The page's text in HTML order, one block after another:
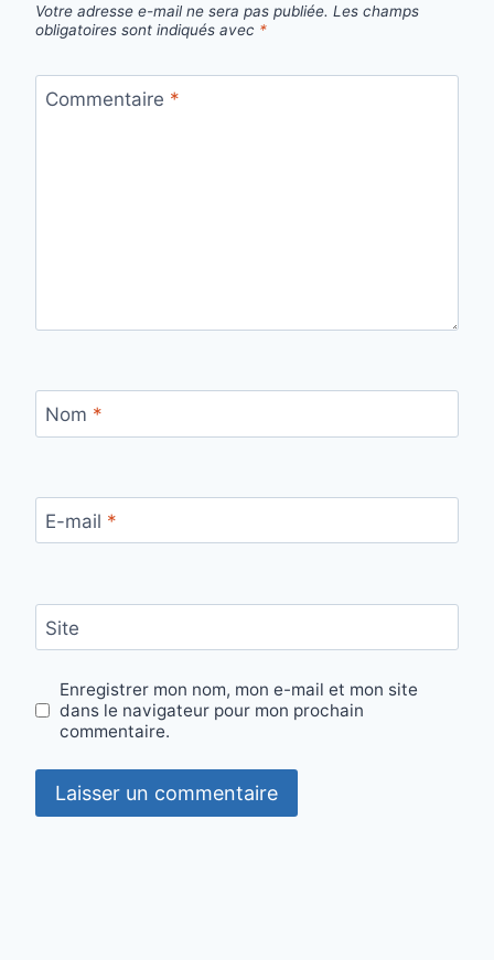
Votre adresse e-mail ne sera pas publiée. Les champs
obligatoires sont indiqués avec *
Commentaire *
Nom *
E-mail *
Site
Enregistrer mon nom, mon e-mail et mon site
dans le navigateur pour mon prochain
commentaire.